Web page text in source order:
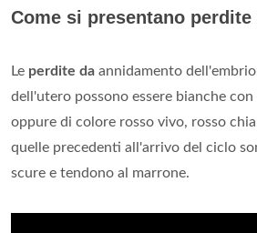
Come si presentano
Le perdite da annidamento
dell'utero possono essere bianche
oppure di colore rosso vivo, rosso
quelle precedenti all'arrivo del ciclo
scure e tendono al marrone.